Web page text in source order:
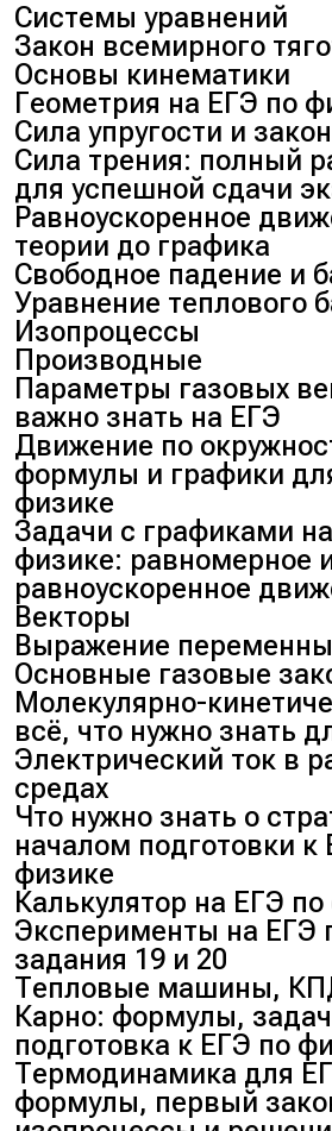
Системы уравнений
Закон всемирного
Основы кинематики
Геометрия на ЕГЭ по
Сила упругости и
Сила трения: полный
для успешной сдачи
Равноускоренное
теории до графика
Свободное падение и
Уравнение теплового
Изопроцессы
Производные
Параметры газовых
важно знать на ЕГЭ
Движение по
формулы и графики
физике
Задачи с графиками
физике: равномерное
равноускоренное
Векторы
Выражение
Основные газовые
Молекулярно-
всё, что нужно знать
Электрический ток в
средах
Что нужно знать о
началом подготовки к
физике
Калькулятор на ЕГЭ
Эксперименты на ЕГЭ
задания 19 и 20
Тепловые машины,
Карно: формулы,
подготовка к ЕГЭ по
Термодинамика для
формулы, первый